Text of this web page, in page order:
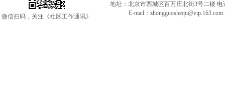
微信扫码，关注《社区工作通讯》
地址：北京市西城区百万庄北街3号二楼
E-mail：